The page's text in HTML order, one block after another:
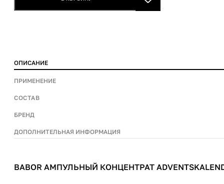
ОПИСАНИЕ
ПРИМЕНЕНИЕ
СОСТАВ
БРЕНД
ДОПОЛНИТЕЛЬНАЯ ИНФОРМАЦИЯ
BABOR АМПУЛЬНЫЙ КОНЦЕНТРАТ